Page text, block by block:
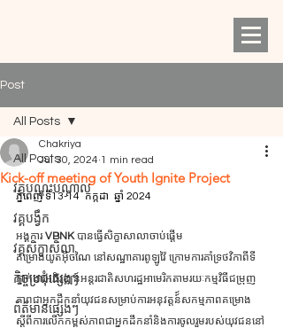
Post
All Posts
វគ្គបណ្តុះបណ្ដាល
វគ្គបង្វឹក
វគ្គសិក្ខាសិលា
កិច្ចប្រជុំផ្សេងៗ
ព័ត៌មានផ្សេងៗ
All Posts
Kick-off meeting of Youth Ignite Project
Chakriya
Jul 30, 2024 1 min read
ភ្នំពេញ ទី13-14  កក្កដា  ឆ្នាំ 2024
អង្គការ VBNK បានធ្វើសិក្ខាសាលាចាប់ផ្តើម​
គម្រោងយូតអ៊ីចណៃ នៅសណ្ឋាគារពូឡូវ៉ៃ ក្រោមការគាំទ្រថវិកាពីទី
ភ្នាក់ងារអភិវឌ្ឍន៍អន្តរជាតិសហរដ្ឋអាមេរិកតាមរយៈកម្មវិធីជម្រុញ
ភាពជាអ្នកដឹកនាំយុវជនសម្រាប់ការអនុវត្តន៍៍សកម្មភាពគម្រោង
ស្តីពីការលើកកម្ពស់ភាពជាអ្នកដឹកនាំនិងការចូលរួមរបស់យុវជននៅ